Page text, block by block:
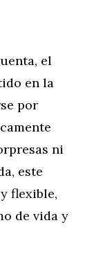
el
en la
por
ni
este
flexible,
de vida y